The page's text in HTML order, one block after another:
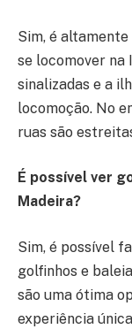
Sim, é
se locomover na
sinalizadas e a
locomoção. No
ruas são
É possível ver
Madeira?
Sim, é possível
golfinhos e
são uma ótima
experiência